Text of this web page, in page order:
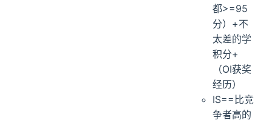
都>=95
分）+不
太差的学
积分+
（OI获奖
经历）
IS==比竞
争者高的